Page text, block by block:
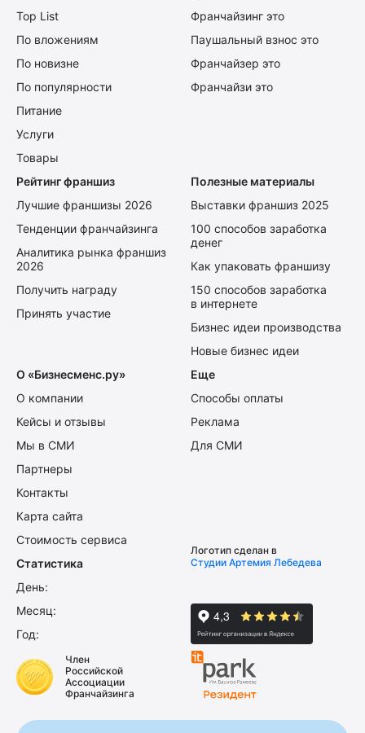
Top List
По вложениям
По новизне
По популярности
Питание
Услуги
Товары
Франчайзинг это
Паушальный взнос это
Франчайзер это
Франчайзи это
Рейтинг франшиз
Лучшие франшизы 2026
Тенденции франчайзинга
Аналитика рынка франшиз
2026
Получить награду
Принять участие
Полезные материалы
Выставки франшиз 2025
100 способов заработка
денег
Как упаковать франшизу
150 способов заработка
в интернете
Бизнес идеи производства
Новые бизнес идеи
О «Бизнесменс.ру»
О компании
Кейсы и отзывы
Мы в СМИ
Партнеры
Контакты
Карта сайта
Стоимость сервиса
Еще
Способы оплаты
Реклама
Для СМИ
Статистика
День:
Месяц:
Год:
Логотип сделан в
Студии Артемия Лебедева
Член
Российской
Ассоциации
Франчайзинга